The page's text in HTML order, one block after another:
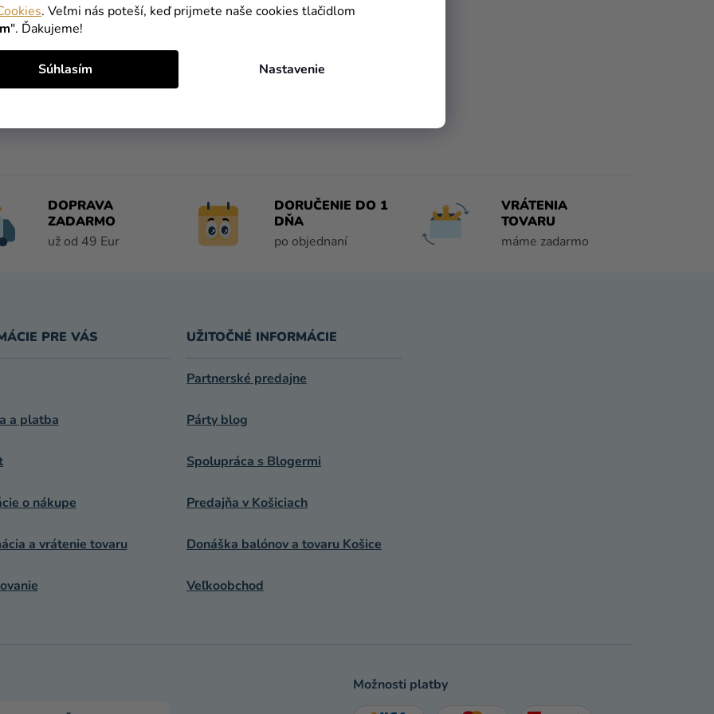
. Veľmi nás poteší, keď prijmete naše cookies tlačidlom
". Ďakujeme!
Nastavenie
Súhlasím
DOPRAVA
ZADARMO
už od 49 Eur
DORUČENIE DO 1
DŇA
po objednaní
VRÁTENIA
TOVARU
máme zadarmo
PRE VÁS
a platba
o nákupe
a vrátenie tovaru
UŽITOČNÉ INFORMÁCIE
Partnerské predajne
Párty blog
Spolupráca s Blogermi
Predajňa v Košiciach
Donáška balónov a tovaru Košice
Veľkoobchod
Možnosti platby